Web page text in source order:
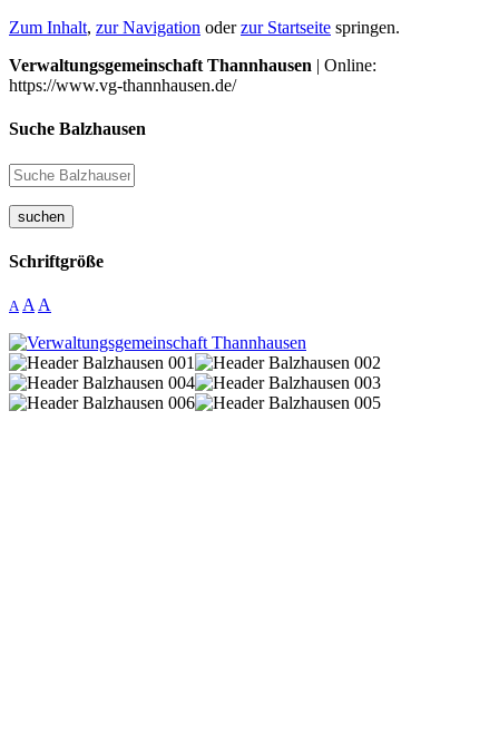
Zum Inhalt, zur Navigation oderzur Startseite springen.
Verwaltungsgemeinschaft Thannhausen | Online:
https://www.vg-thannhausen.de/
Suche Balzhausen
suchen
Schriftgröße
A A A